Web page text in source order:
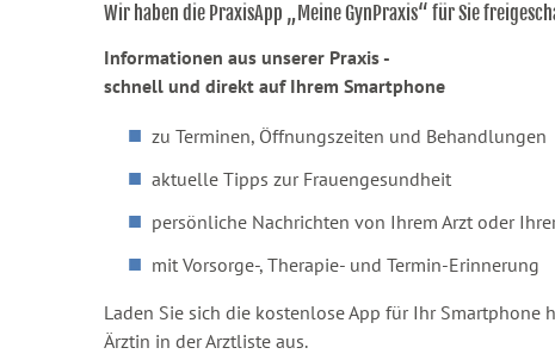
Wir haben die PraxisApp „Meine GynPraxis“ für Sie
Informationen aus unserer Praxis -
schnell und direkt auf Ihrem Smartphone
zu Terminen, Öffnungszeiten und Behandlungen
aktuelle Tipps zur Frauengesundheit
persönliche Nachrichten von Ihrem Arzt oder
mit Vorsorge-, Therapie- und Termin-Erinnerung
Laden Sie sich die kostenlose App für Ihr Smartphone
Ärztin in der Arztliste aus.